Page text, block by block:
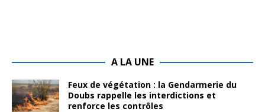
A LA UNE
Feux de végétation : la Gendarmerie du
Doubs rappelle les interdictions et
renforce les contrôles